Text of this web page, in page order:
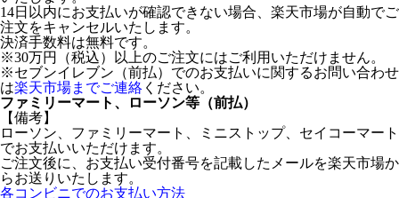
14日以内にお支払いが確認できない場合、楽天市場が自動でご
注文をキャンセルいたします。
決済手数料は無料です。
※30万円（税込）以上のご注文にはご利用いただけません。
※セブンイレブン（前払）でのお支払いに関するお問い合わせ
は楽天市場までご連絡 ください。
ファミリーマート、ローソン等（前払）
【備考】
ローソン、ファミリーマート、ミニストップ、セイコーマート
でお支払いいただけます。
ご注文後に、お支払い受付番号を記載したメールを楽天市場か
らお送りいたします。
各コンビニでのお支払い方法